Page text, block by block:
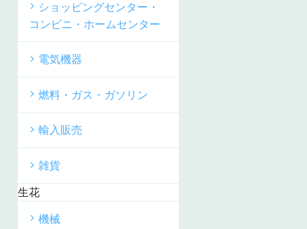
ショッピングセンター・
コンビニ・ホームセンター
電気機器
燃料・ガス・ガソリン
輸入販売
雑貨
生花
機械